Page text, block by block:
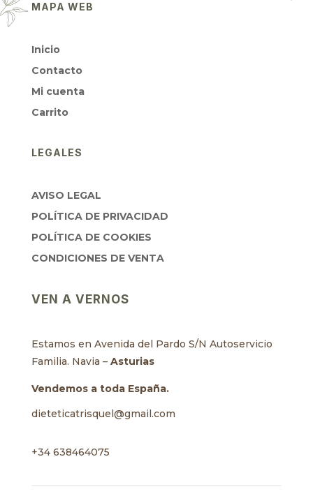
MAPA WEB
Inicio
Contacto
Mi cuenta
Carrito
LEGALES
AVISO LEGAL
POLÍTICA DE PRIVACIDAD
POLÍTICA DE COOKIES
CONDICIONES DE VENTA
VEN A VERNOS
Estamos en Avenida del Pardo S/N Autoservicio
Familia. Navia – Asturias
Vendemos a toda España.
dieteticatrisquel@gmail.com
+34 638464075